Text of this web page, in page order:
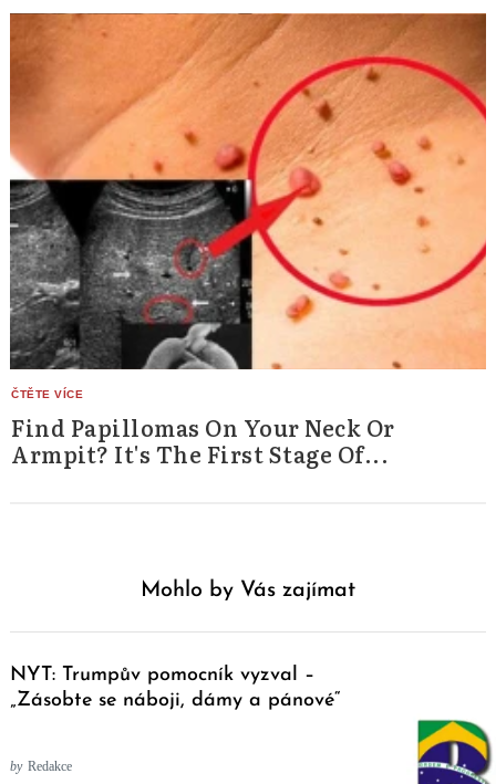
Find Papillomas On Your Neck Or
Armpit? It's The First Stage Of...
Mohlo by Vás zajímat
NYT: Trumpův pomocník vyzval –
„Zásobte se náboji, dámy a pánové“
by Redakce